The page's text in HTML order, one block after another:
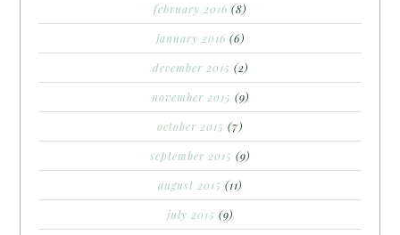
february 2016 (8)
january 2016 (6)
december 2015 (2)
november 2015 (9)
october 2015 (7)
september 2015 (9)
august 2015 (11)
july 2015 (9)